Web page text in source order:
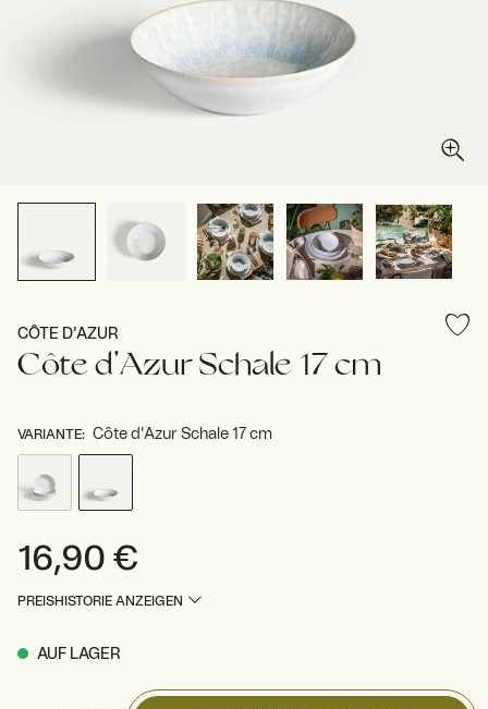
CÔTE D'AZUR
Côte d'Azur Schale 17 cm
VARIANTE: Côte d'Azur Schale 17 cm
Preis :16,90 €
16,90 €
PREISHISTORIE ANZEIGEN
AUF LAGER